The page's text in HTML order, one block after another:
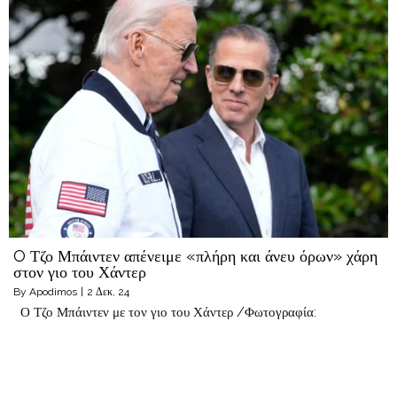
O Τζο Μπάιντεν απένειμε «πλήρη και άνευ όρων» χάρη
στον γιο του Χάντερ
By Apodimos 2 Δεκ, 24
Ο Τζο Μπάιντεν με τον γιο του Χάντερ /Φωτογραφία: